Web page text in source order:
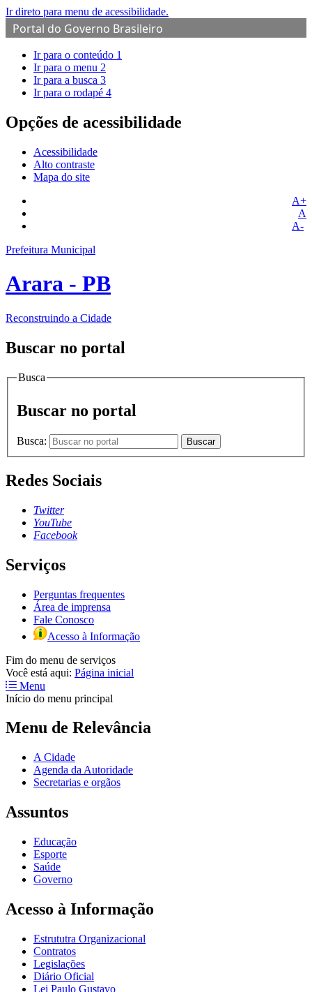
Ir direto para menu de acessibilidade.
Portal do Governo Brasileiro
Ir para o conteúdo 1
Ir para o menu 2
Ir para a busca 3
Ir para o rodapé 4
Opções de acessibilidade
Acessibilidade
Alto contraste
Mapa do site
A+
A
A-
Prefeitura Municipal
Arara - PB
Reconstruindo a Cidade
Buscar no portal
Busca
Buscar no portal
Busca: Buscar
Redes Sociais
Twitter
YouTube
Facebook
Serviços
Perguntas frequentes
Área de imprensa
Fale Conosco
Acesso à Informação
Fim do menu de serviços
Você está aqui: Página inicial
Menu
Início do menu principal
Menu de Relevância
A Cidade
Agenda da Autoridade
Secretarias e orgãos
Assuntos
Educação
Esporte
Saúde
Governo
Acesso à Informação
Estrututra Organizacional
Contratos
Legislações
Diário Oficial
Lei Paulo Gustavo